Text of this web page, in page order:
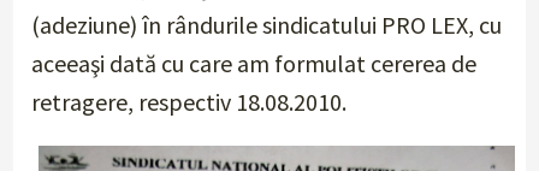
(adeziune) în rândurile sindicatului PRO LEX, cu
aceeaşi dată cu care am formulat cererea de
retragere, respectiv 18.08.2010.